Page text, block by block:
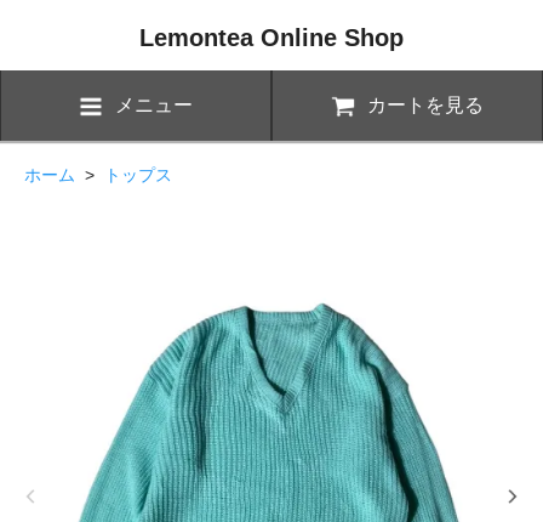
Lemontea Online Shop
メニュー カートを見る
ホーム > トップス